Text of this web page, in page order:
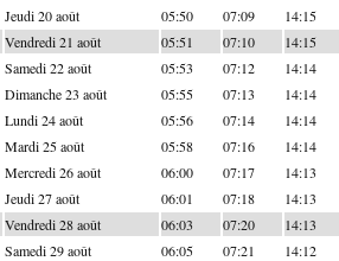
Jeudi 20 août 05:50 07:09 14:15
Vendredi 21 août 05:51 07:10 14:15
Samedi 22 août 05:53 07:12 14:14
Dimanche 23 août 05:55 07:13 14:14
Lundi 24 août 05:56 07:14 14:14
Mardi 25 août 05:58 07:16 14:14
Mercredi 26 août 06:00 07:17 14:13
Jeudi 27 août 06:01 07:18 14:13
Vendredi 28 août 06:03 07:20 14:13
Samedi 29 août 06:05 07:21 14:12